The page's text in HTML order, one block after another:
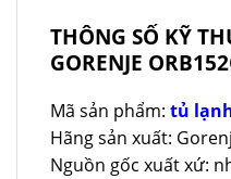
THÔNG SỐ KỸ
GORENJE
Mã sản phẩm: tủ
Hãng sản xuất:
Nguồn gốc xuất xứ: